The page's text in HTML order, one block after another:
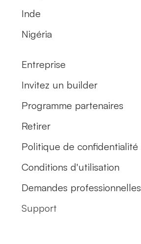
Inde
Nigéria
Entreprise
Invitez un builder
Programme partenaires
Retirer
Politique de confidentialité
Conditions d'utilisation
Demandes professionnelles
Support